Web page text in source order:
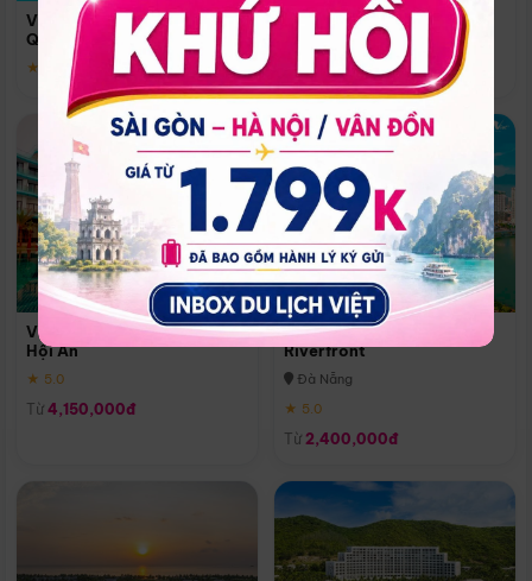
Vinpearl Resort & Spa Phu
Quoc
★ 5.0
Quoc
Phú Quốc
★ 5.0
Vinpearl Resort & Golf Nam
Hội An
★ 5.0
Từ 4,150,000đ
Melia Vinpearl Danang
Riverfront
Đà Nẵng
★ 5.0
Từ 2,400,000đ